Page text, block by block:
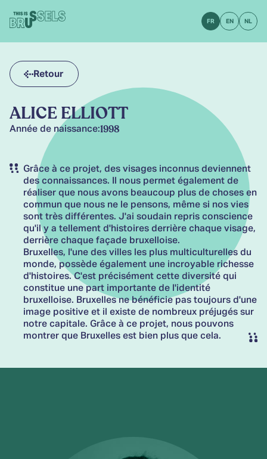
FR EN NL
Retour
ALICE ELLIOTT
1998
Année de naissance:
Grâce à ce projet, des visages inconnus deviennent
des connaissances. Il nous permet également de
réaliser que nous avons beaucoup plus de choses en
commun que nous ne le pensons, même si nos vies
sont très différentes. J'ai soudain repris conscience
qu'il y a tellement d'histoires derrière chaque visage,
derrière chaque façade bruxelloise.
Bruxelles, l'une des villes les plus multiculturelles du
monde, possède également une incroyable richesse
d'histoires. C'est précisément cette diversité qui
constitue une part importante de l'identité
bruxelloise. Bruxelles ne bénéficie pas toujours d'une
image positive et il existe de nombreux préjugés sur
notre capitale. Grâce à ce projet, nous pouvons
montrer que Bruxelles est bien plus que cela.